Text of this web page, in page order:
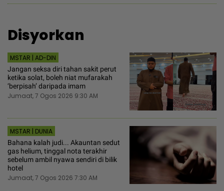
Disyorkan
MSTAR | AD-DIN
Jangan seksa diri tahan sakit perut
ketika solat, boleh niat mufarakah
‘berpisah’ daripada imam
Jumaat, 7 Ogos 2026 9:30 AM
MSTAR | DUNIA
Bahana kalah judi... Akauntan sedut
gas helium, tinggal nota terakhir
sebelum ambil nyawa sendiri di bilik
hotel
Jumaat, 7 Ogos 2026 7:30 AM